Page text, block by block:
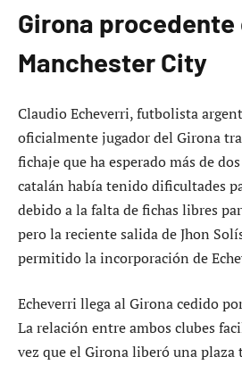
Girona procedente
Manchester City
Claudio Echeverri, futbolista
oficialmente jugador del Girona
fichaje que ha esperado más de
catalán había tenido dificultades
debido a la falta de fichas libres
pero la reciente salida de Jhon
permitido la incorporación de
Echeverri llega al Girona cedido
La relación entre ambos clubes
vez que el Girona liberó una plaza